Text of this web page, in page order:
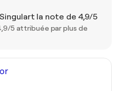
la note de 4,9/5
5 attribuée par plus de